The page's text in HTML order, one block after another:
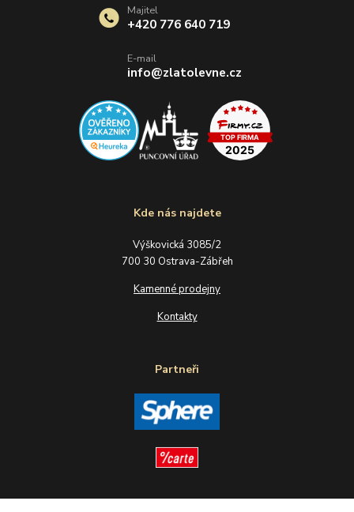
Kde nás najdete
Výškovická 3085/2
700 30 Ostrava-Zábřeh
Kamenné prodejny
Kontakty
Partneři
Majitel
+420 776 640 719
E-mail
info@zlatolevne.cz